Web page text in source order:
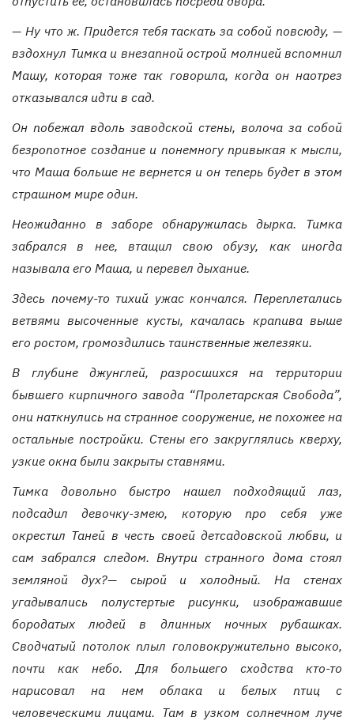
— Ну что ж. Придется тебя таскать за собой повсюду, —
вздохнул Тимка и внезапной острой молнией вспомнил
Машу, которая тоже так говорила, когда он наотрез
отказывался идти в сад.
Он побежал вдоль заводской стены, волоча за собой
безропотное создание и понемногу привыкая к мысли,
что Маша больше не вернется и он теперь будет в этом
страшном мире один.
Неожиданно в заборе обнаружилась дырка. Тимка
забрался в нее, втащил своюобузу, как иногда
называла его Маша, и перевел дыхание.
Здесь почему-то тихий ужаскончался.Переплетались
ветвями высоченные кусты, качалась крапива выше
его ростом, громоздились таинственные железяки.
В глубине джунглей, разросшихся на территории
бывшего кирпичного завода “Пролетарская Свобода”,
они наткнулись на странное сооружение, не похожее на
остальные постройки. Стены его закруглялись кверху,
узкие окна были закрыты ставнями.
Тимка довольно быстро нашел подходящий лаз,
подсадил девочку-змею, которую про себя уже
окрестил Таней в честь своей детсадовской любви, и
сам забрался следом. Внутри странного дома стоял
земляной дух?— сырой и холодный. На стенах
угадывались полустертые рисунки, изображавшие
бородатых людей в длинных ночных рубашках.
Сводчатый потолок плыл головокружительно высоко,
почти как небо. Для большего сходства кто-то
нарисовал на нем облака и белых птиц с
человеческими лицами. Там в узком солнечном луче